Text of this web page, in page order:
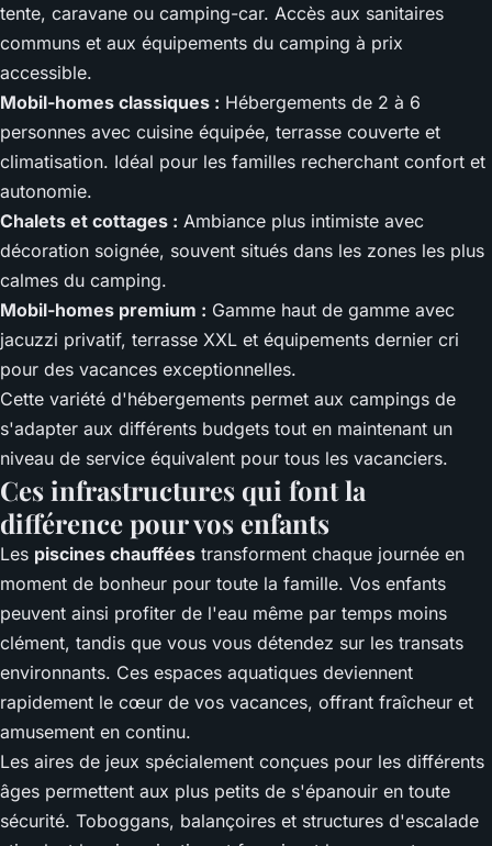
tente, caravane ou camping-car. Accès aux sanitaires
communs et aux équipements du camping à prix
accessible.
Mobil-homes classiques : Hébergements de 2 à 6
personnes avec cuisine équipée, terrasse couverte et
climatisation. Idéal pour les familles recherchant confort et
autonomie.
Chalets et cottages : Ambiance plus intimiste avec
décoration soignée, souvent situés dans les zones les plus
calmes du camping.
Mobil-homes premium : Gamme haut de gamme avec
jacuzzi privatif, terrasse XXL et équipements dernier cri
pour des vacances exceptionnelles.
Cette variété d'hébergements permet aux campings de
s'adapter aux différents budgets tout en maintenant un
niveau de service équivalent pour tous les vacanciers.
Ces infrastructures qui font la
différence pour vos enfants
Les piscines chauffées transforment chaque journée en
moment de bonheur pour toute la famille. Vos enfants
peuvent ainsi profiter de l'eau même par temps moins
clément, tandis que vous vous détendez sur les transats
environnants. Ces espaces aquatiques deviennent
rapidement le cœur de vos vacances, offrant fraîcheur et
amusement en continu.
Les aires de jeux spécialement conçues pour les différents
âges permettent aux plus petits de s'épanouir en toute
sécurité. Toboggans, balançoires et structures d'escalade